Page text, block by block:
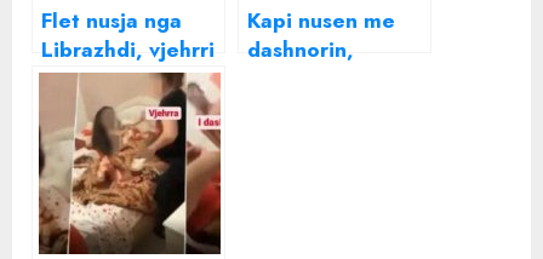
Flet nusja nga
Librazhdi, vjehrri
e kapi “mat” me
dashnorin: Ky
djali më
pëlqente,
mendova…
Kapi nusen me
dashnorin,